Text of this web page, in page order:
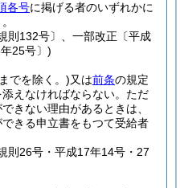
各号に掲げる者のいずれかに
則132号〕、一部改正〔平成
25号〕)
までを除く。)又は前条の規定
えなければならない。 ただ
きない理由があるときは、
きる申立書をもつて受給者
則26号・平成17年14号・27